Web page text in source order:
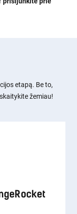
etapą. Be to,
žemiau!